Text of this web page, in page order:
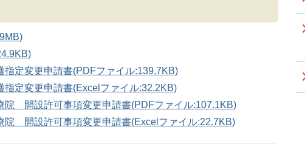
指定変更申請書(PDFファイル:139.7KB)
指定変更申請書(Excelファイル:32.2KB)
院 開設許可事項変更申請書(PDFファイル:107.1KB)
院 開設許可事項変更申請書(Excelファイル:22.7KB)